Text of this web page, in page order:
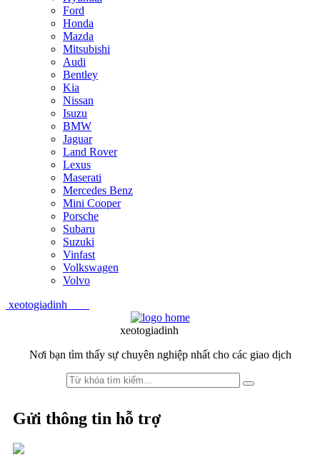
Ford
Honda
Mazda
Mitsubishi
Audi
Bentley
Kia
Nissan
Isuzu
BMW
Jaguar
Land Rover
Lexus
Maserati
Mercedes Benz
Mini Cooper
Porsche
Subaru
Suzuki
Vinfast
Volkswagen
Volvo
xeotogiadinh
xeotogiadinh
Nơi bạn tìm thấy sự chuyên nghiệp nhất cho các giao dịch
Gửi thông tin hỗ trợ